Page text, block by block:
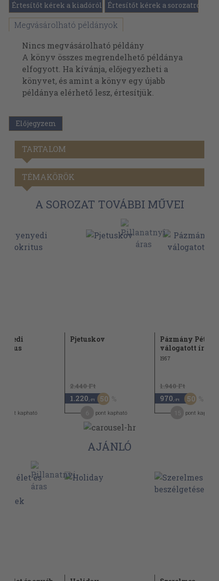
Értesítőt kérek a kiadóról Értesítőt kérek a sorozatról
Megvásárolható példányok
Nincs megvásárolható példány
A könyv összes megrendelhető példánya
elfogyott. Ha kívánja, előjegyezheti a
könyvet, és amint a könyv egy újabb
példánya elérhető lesz, értesítjük.
Előjegyzem
TARTALOM
TÉMAKÖRÖK
A SOROZAT TOVÁBBI MŰVEI
pont kapható
Pjetuskov
2.440 Ft
1.220 ,-Ft 50
pont kapható
Pázmány Péter
válogatott írásai
1957
1.940 Ft
970 ,-Ft 50
pont kapható
AJÁNLÓ